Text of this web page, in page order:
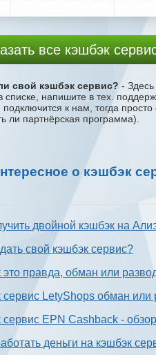
все кэшбэк
свой кэшбэк сервис? -
списке, напишите в тех.
к нам, тогда
ли партнёрская программа).
о кэшбэк
двойной кэшбэк на
свой кэшбэк сервис?
это правда, обман или
сервис LetyShops обман или
сервис EPN Cashback -
деньги на кэшбэк